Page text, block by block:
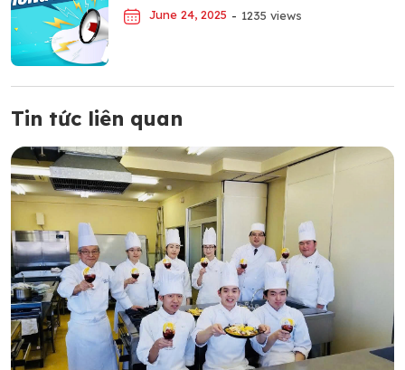
June 24, 2025 - 1235 views
Tin tức liên quan